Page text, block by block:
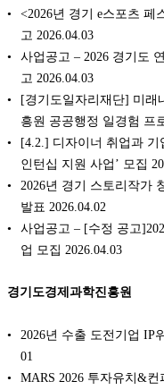
<2026년 경기 e스포츠 페
고 2026.04.03
사업공고 – 2026 경기도
고 2026.04.03
[경기도일자리재단] 미래
흥원 공공행정 일경험 프
[4.2.] 디자이너 취업과
인턴십 지원 사업’ 모집
2026년 경기 스토리작가
발표 2026.04.02
사업공고 – [수정 공고
업 모집 2026.04.03
경기도경제과학진흥원
2026년 수출 도전기업 IP
01
MARS 2026 투자유치&컨